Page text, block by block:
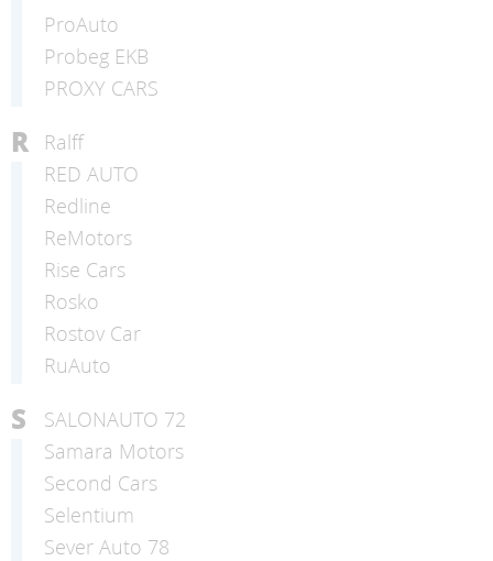
ProAuto
Probeg EKB
PROXY CARS
R
Ralff
RED AUTO
Redline
ReMotors
Rise Cars
Rosko
Rostov Car
RuAuto
S
SALONAUTO 72
Samara Motors
Second Cars
Selentium
Sever Auto 78